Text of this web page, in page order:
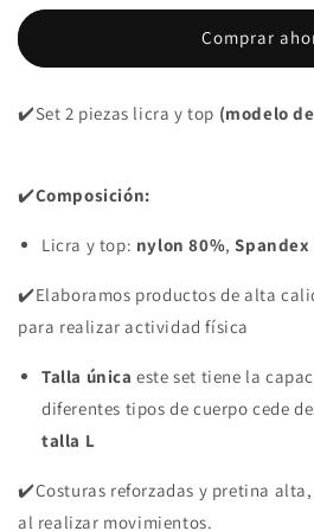
2
PREMIUMTEX
RALLADS
2
PIEZAS
PREMIUMTEX
RALLADS
Comprar
✔️Set 2 piezas licra y top (modelo de
✔️Composición:
Licra y top: nylon 80%,Spandex
✔️Elaboramos productos de alta
para realizar actividad física
Talla única este set tiene la
diferentes tipos de cuerpo cede
talla L
✔️Costuras reforzadas y pretina
al realizar movimientos.